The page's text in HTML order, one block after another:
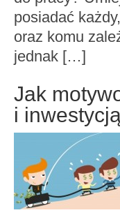
posiadać
oraz komu
jednak […]
Jak
i